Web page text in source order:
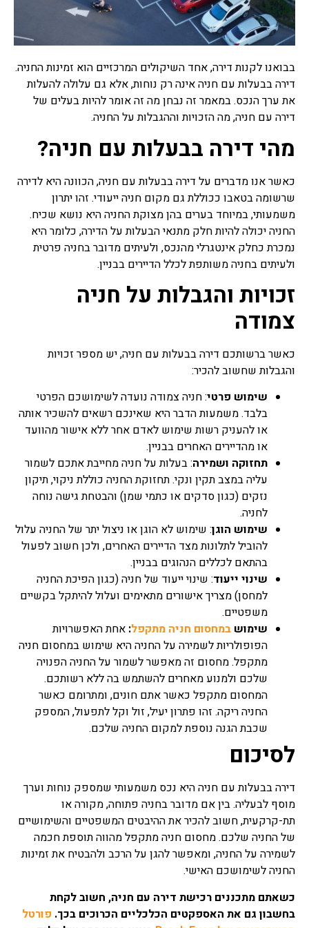
ראשית כל רצוי לפנות ליעוץ
משכנתא, ביעוץ שכזה יינתנו
רוב סוגי משכנתאות שקיימות.
ייעוץ משכנתאות
בשנים האחרונות רבים פונים
לייעוץ משכנתאות לפני ביצוע
משכנתא, יועץ משכנתאות
להתמודד עם שוק המשכנתאות
המשוכלל והמסורבל עם מגוון
הריביות, לעזור להתאים את
המשכנתא ליכולות ולייצג
אותם מול נציגי הבנקים.
ביטוח משכנתא
כמו כל ביטוח והיעוד שלו אז
שנעשה לרוב דרך הבנקים אשר
נותנים משכנתא, ביטוח
כאשר יגרם נזק למבנה הנכס
להמשך החזר ההלוואה.
מחשבון משכנתא
נדלן בין אם זה דירה לכם או
משרד לעסק שלכם, לידיעתכם
הסכום שאתם לווים הוא לא
הסכום שבסופו יוחזר לאחר
מחשבון שכזה מאפשר לכם
לחשב בכל צורה את ההחזרים
הצפויים, כמה בסופו של דבר
יהיה הסכום הכולל בגמר הליך
תשלומי המשכנתא, כל נושא
חישובי ריבית קרן, הצמדות
למיניהן, כיום מחשבון
הרבה סרבול ואי הבנה בנושא
הליך התשלומים.
מחזור משכנתא
רובנו בעת הבעת עניין ברכישת
נכס מבצעים לקיחת משכנתא
בגובה מסוים מהסיבה בדרך
כלל שאין בידנו את כל הסכום
מעוניינים לבצע שיפור בתנאי
המשכנתא מהסיבות של שינויי
תנאים בכלכלה והריביות או
שינוי במסלולי ההחזר, עצם
הבקשה לשינוי מסלול נקרא
בשם מחזור משכנתא ומטרתו
ריבית משכנתא
כאשר אנו עומדים לרכוש נכס
בבואנו לקנות דירה, אחד השיקולים המרכזיים הוא זמינות החניה.
דירה בבעלות עם חניה אינה רק נוחות, אלא גם עלולה להעלות
את ערך הנכס. במאמר זה נבחן מה זה אומר להיות בעלים של
דירה עם חניה, מה הזכויות וההגבלות על החניה.
מהי דירה בבעלות עם חניה?
כאשר אנו מדברים על דירה בבעלות עם חניה, הכוונה היא לדירה
שרשומה בטאבו ככוללת גם מקום חניה ייעודי. זהו יתרון
משמעותי, במיוחד בערים בהן מצוקת החניה היא נושא שכיח.
החניה יכולה להיות חלק מתנאי הבעלות על הדירה, כלומר היא
נמכרת כחלק אינטגרלי מהנכס, ולעיתים מדובר בחניה פרטית
ולעיתים בחניה משותפת לכלל הדיירים בבניין.
זכויות והגבלות על חניה
צמודה
כאשר ברשותכם דירה בבעלות עם חניה, יש מספר זכויות
והגבלות שחשוב להכיר:
שימוש פרטי: חניה צמודה נועדה לשימושכם הפרטי
בלבד. משמעות הדבר היא שאינכם רשאים להשכיר אותה
או להעניק רשות שימוש לאדם אחר ללא אישור מהוועד
או מהדיירים האחרים בבניין.
תחזוקה ושמירה: בעלות על חניה מחייבת אתכם לשמור
עליה במצב תקין ונקי. תחזוקת החניה כוללת ניקוי, תיקון
נזקים (כגון סדקים או כתמי שמן) והבטחת גישה נוחה
לחניה.
שימוש הוגן: שימוש לא הוגן או ניצול יתר של החניה עלול
להוביל לתלונות מצד הדיירים האחרים, ולכן חשוב לפעול
בהתאם לכללים הנהוגים בבניין.
שינוי ייעוד: שינוי ייעוד של חניה (כגון הפיכת החניה
למחסן) מצריך אישורים מתאימים ועלול להיתקל בקשיים
משפטיים.
שימוש במחסום חניה מתקפל: אחת האפשרויות
הפופולריות לשמירה על החניה היא שימוש במחסום חניה
מתקפל. מחסום זה מאפשר לשמור על החניה הפנויה
שלכם ולמנוע מאחרים להשתמש בה ללא רשותכם.
המחסום מתקפל כאשר אתם חונים, ומתרומם כאשר
החניה ריקה. זהו פתרון יעיל, זול וקל לתפעול, המספק
שכבת הגנה נוספת למקום החניה שלכם.
לסיכום
דירה בבעלות עם חניה היא נכס משמעותי שמספק נוחות וערך
מוסף לבעליה. בין אם מדובר בחניה פתוחה, מקורה או
תת-קרקעית, חשוב להכיר את ההיבטים המשפטיים והשימושיים
של החניה שלכם. מחסום חניה מתקפל מהווה תוספת חכמה
לשמירה על החניה, ומאפשר להגן על הרכב ולהבטיח את זמינות
החניה לשימושכם האישי.
כשאתם מתכננים רכישת דירה עם חניה, חשוב לקחת
בחשבון גם את האספקטים הכלכליים הכרוכים בכך. פורטל